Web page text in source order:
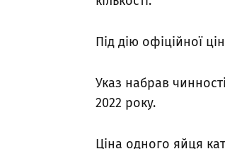
Під дію офіційної
Указ набрав
2022 року.
Ціна одного яйця